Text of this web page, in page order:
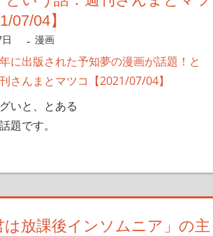
07/04】
nanigoto
漫画
いと、とある
題です。
は放課後インソムニア」の主